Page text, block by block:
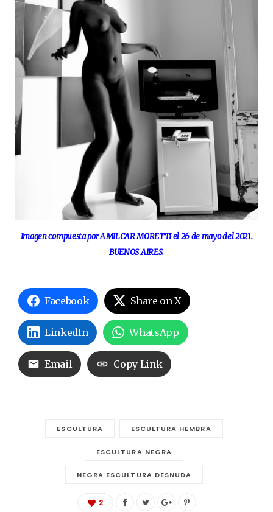
Imagen compuesta por AMILCAR MORETTI el 26 de mayo del 2021.
BUENOS AIRES.
Facebook Share on X
LinkedIn WhatsApp
Email Copy Link
ESCULTURA ESCULTURA HEMBRA
ESCULTURA NEGRA
NEGRA ESCULTURA DESNUDA
2